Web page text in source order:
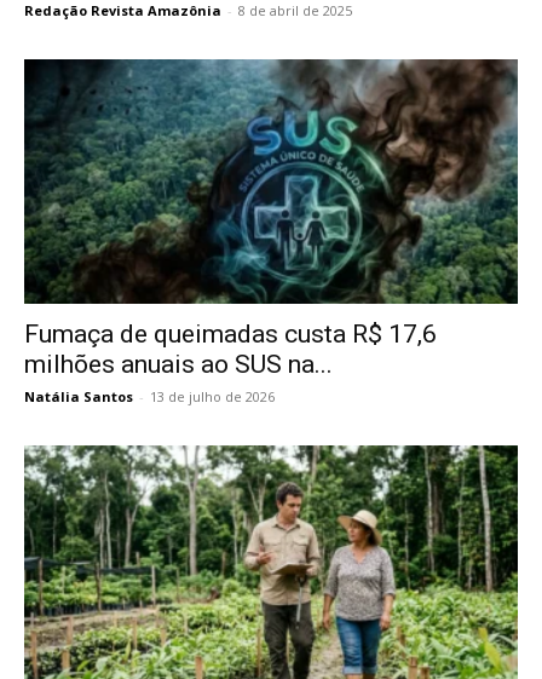
Redação Revista Amazônia - 8 de abril de 2025
Fumaça de queimadas custa R$ 17,6
milhões anuais ao SUS na...
Natália Santos - 13 de julho de 2026